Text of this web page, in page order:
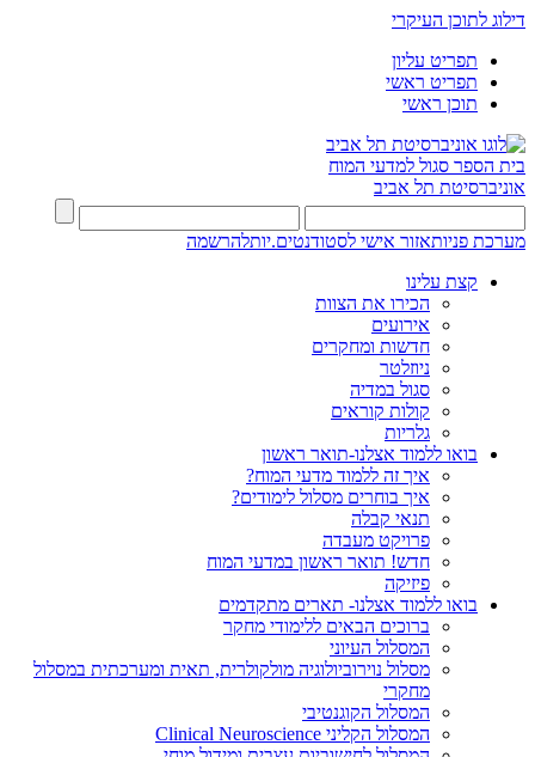
דילוג לתוכן העיקרי
תפריט עליון
תפריט ראשי
תוכן ראשי
בית הספר סגול למדעי המוח
אוניברסיטת תל אביב
מערכת פניותאזור אישי לסטודנטים.יותלהרשמה
קצת עלינו
הכירו את הצוות
אירועים
חדשות ומחקרים
ניוזלטר
סגול במדיה
קולות קוראים
גלריות
בואו ללמוד אצלנו-תואר ראשון
איך זה ללמוד מדעי המוח?
איך בוחרים מסלול לימודים?
תנאי קבלה
פרויקט מעבדה
חדש! תואר ראשון במדעי המוח
פיזיקה
בואו ללמוד אצלנו- תארים מתקדמים
ברוכים הבאים ללימודי מחקר
המסלול העיוני
מסלול נוירוביולוגיה מולקולרית, תאית ומערכתית במסלול
מחקרי
המסלול הקוגנטיבי
המסלול הקליני Clinical Neuroscience